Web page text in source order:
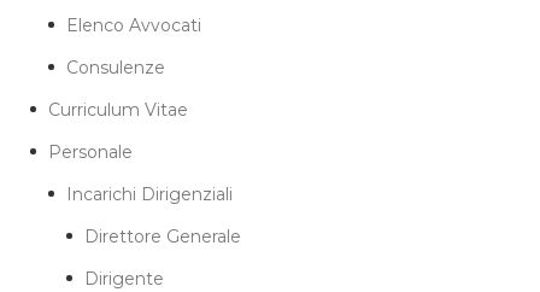
Elenco Avvocati
Consulenze
Curriculum Vitae
Personale
Incarichi Dirigenziali
Direttore Generale
Dirigente